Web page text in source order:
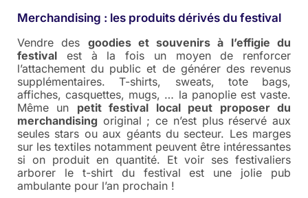
Merchandising : les produits dérivés du festival
Vendre des goodies et souvenirs à l’effigie du
festival est à la fois un moyen de renforcer
l’attachement du public et de générer des revenus
supplémentaires. T-shirts, sweats, tote bags,
affiches, casquettes, mugs, … la panoplie est vaste.
Même un petit festival local peut proposer du
merchandising original ; ce n’est plus réservé aux
seules stars ou aux géants du secteur. Les marges
sur les textiles notamment peuvent être intéressantes
si on produit en quantité. Et voir ses festivaliers
arborer le t-shirt du festival est une jolie pub
ambulante pour l’an prochain !